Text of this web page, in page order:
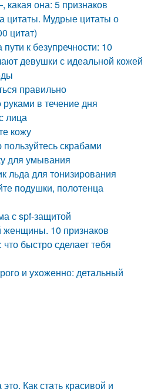
она: 5 признаков
цитаты. Мудрые цитаты о
цитат)
к безупречности: 10
девушки с идеальной кожей
правильно
в течение дня
лица
кожу
скрабами
для умывания
льда для тонизирования
подушки, полотенца
с spf-защитой
10 признаков
быстро сделает тебя
и ухоженно: детальный
Как стать красивой и